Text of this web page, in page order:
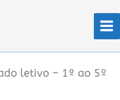
letivo – 1º ao 5º